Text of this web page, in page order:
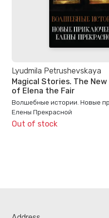
Lyudmila Petrushevskaya
Magical Stories. The
of Elena the Fair
Волшебные истории. Новые
Елены Прекрасной
Out of stock